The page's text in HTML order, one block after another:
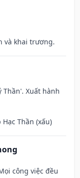
và khai trương.
Xuất hành
Thần (xấu)
công việc đều